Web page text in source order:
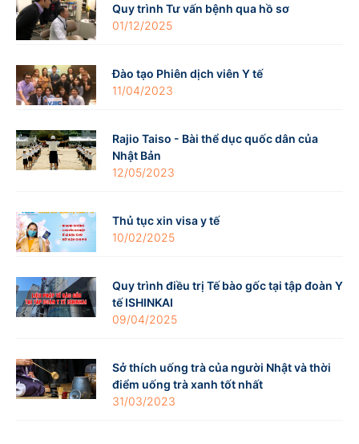
Quy trình Tư vấn bệnh qua hồ sơ
01/12/2025
Đào tạo Phiên dịch viên Y tế
11/04/2023
Rajio Taiso - Bài thể dục quốc dân của
Nhật Bản
12/05/2023
Thủ tục xin visa y tế
10/02/2025
Quy trình điều trị Tế bào gốc tại tập đoàn Y
tế ISHINKAI
09/04/2025
Sở thích uống trà của người Nhật và thời
điểm uống trà xanh tốt nhất
31/03/2023